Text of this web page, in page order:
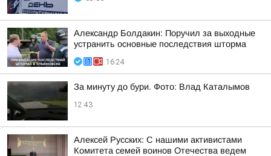
Александр Болдакин: Поручил за выходные
устранить основные последствия шторма
16:24
За минуту до бури. Фото: Влад Каталымов
12:43
Алексей Русских: С нашими активистами
Комитета семей воинов Отечества ведем